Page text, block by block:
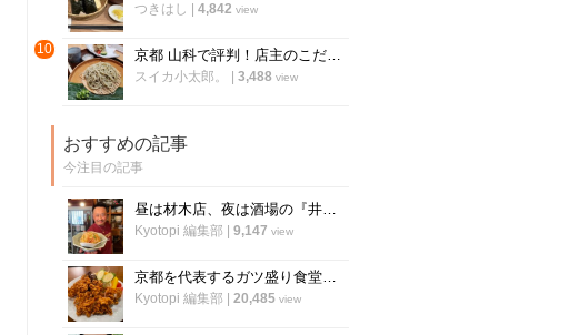
つきはし 4,842 view
10 京都 山科で評判！店主のこだわりが詰まった手打ち蕎麦店「 藤村」
スイカ小太郎。 3,488 view
おすすめの記事
今注目の記事
昼は材木店、夜は酒場の『井倉木材』が教える「裏技チャーハン（焼き飯）」の作り方！
Kyotopi 編集部 9,147 view
京都を代表するガツ盛り食堂「ハイライト」の名物メニュー”唐揚げ”の作り方
Kyotopi 編集部 20,485 view